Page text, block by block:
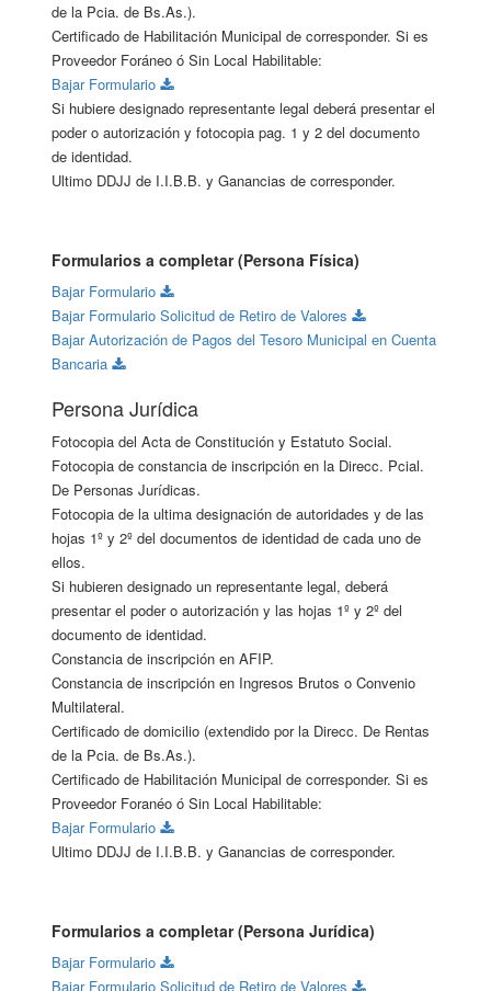
de la Pcia. de Bs.As.).
Certificado de Habilitación Municipal de corresponder. Si es
Proveedor Foráneo ó Sin Local Habilitable:
Bajar Formulario
Si hubiere designado representante legal deberá presentar el
poder o autorización y fotocopia pag. 1 y 2 del documento
de identidad.
Ultimo DDJJ de I.I.B.B. y Ganancias de corresponder.
Formularios a completar (Persona Física)
Bajar Formulario
Bajar Formulario Solicitud de Retiro de Valores
Bajar Autorización de Pagos del Tesoro Municipal en Cuenta
Bancaria
Persona Jurídica
Fotocopia del Acta de Constitución y Estatuto Social.
Fotocopia de constancia de inscripción en la Direcc. Pcial.
De Personas Jurídicas.
Fotocopia de la ultima designación de autoridades y de las
hojas 1º y 2º del documentos de identidad de cada uno de
ellos.
Si hubieren designado un representante legal, deberá
presentar el poder o autorización y las hojas 1º y 2º del
documento de identidad.
Constancia de inscripción en AFIP.
Constancia de inscripción en Ingresos Brutos o Convenio
Multilateral.
Certificado de domicilio (extendido por la Direcc. De Rentas
de la Pcia. de Bs.As.).
Certificado de Habilitación Municipal de corresponder. Si es
Proveedor Foranéo ó Sin Local Habilitable:
Bajar Formulario
Ultimo DDJJ de I.I.B.B. y Ganancias de corresponder.
Formularios a completar (Persona Jurídica)
Bajar Formulario
Bajar Formulario Solicitud de Retiro de Valores